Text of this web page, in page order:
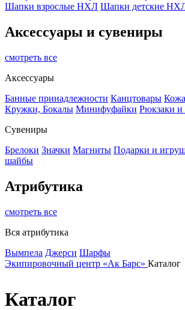
Шапки взрослые НХЛ Шапки детские
Аксессуары и сувениры
смотреть все
Аксессуары
Банные принадлежности Канцтовары
Кружки, Бокалы Минифуфайки Рюкзаки и
Сувениры
Брелоки Значки Магниты Подарки и
шайбы
Атрибутика
смотреть все
Вся атрибутика
Вымпела Джерси Шарфы
Экипировочный центр «Ак Барс» Каталог
Каталог